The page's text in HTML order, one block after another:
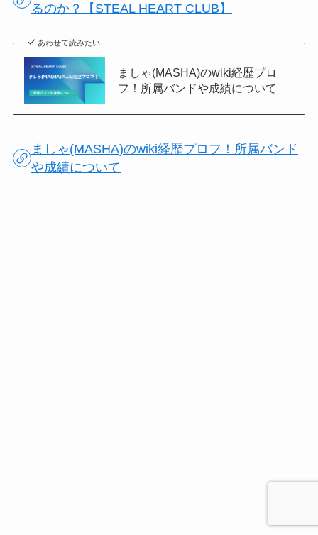
るのか？【STEAL HEART CLUB】
あわせて読みたい
ましゃ(MASHA)のwiki経歴プロ
フ！所属バンドや成績について
ましゃ(MASHA)のwiki経歴プロフ！所属バンド
や成績について